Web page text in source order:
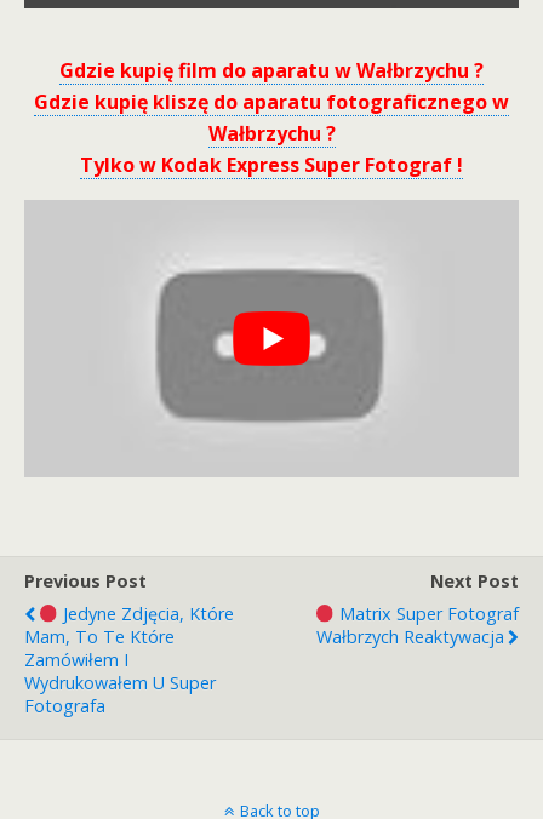
Gdzie kupię film do aparatu w Wałbrzychu ?
Gdzie kupię kliszę do aparatu fotograficznego w
Wałbrzychu ?
Tylko w Kodak Express Super Fotograf !
Previous Post
Jedyne Zdjęcia, Które
Mam, To Te Które
Zamówiłem I
Wydrukowałem U Super
Fotografa
Next Post
Matrix Super Fotograf
Wałbrzych Reaktywacja
Back to top